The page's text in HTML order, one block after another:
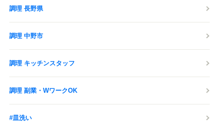
調理 長野県
調理 中野市
調理 キッチンスタッフ
調理 副業・WワークOK
#皿洗い